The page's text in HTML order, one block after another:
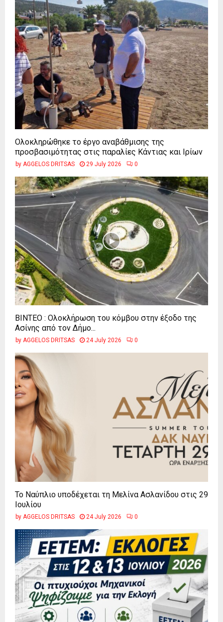
Ολοκληρώθηκε το έργο αναβάθμισης της
προσβασιμότητας στις παραλίες Κάντιας και Ιρίων
by AGGELOS DRITSAS 29 July 2026 0
ΒΙΝΤΕΟ : Ολοκλήρωση του κόμβου στην έξοδο της
Ασίνης από τον Δήμο...
by AGGELOS DRITSAS 24 July 2026 0
Το Ναύπλιο υποδέχεται τη Μελίνα Ασλανίδου στις 29
Ιουλίου
by AGGELOS DRITSAS 24 July 2026 0